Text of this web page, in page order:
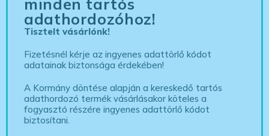
minden tartós
adathordozóhoz!
Tisztelt vásárlónk!
Fizetésnél kérje az ingyenes adattörlő kódot
adatainak biztonsága érdekében!
A Kormány döntése alapján a kereskedő tartós
adathordozó termék vásárlásakor köteles a
fogyasztó részére ingyenes adattörlő kódot
biztosítani.